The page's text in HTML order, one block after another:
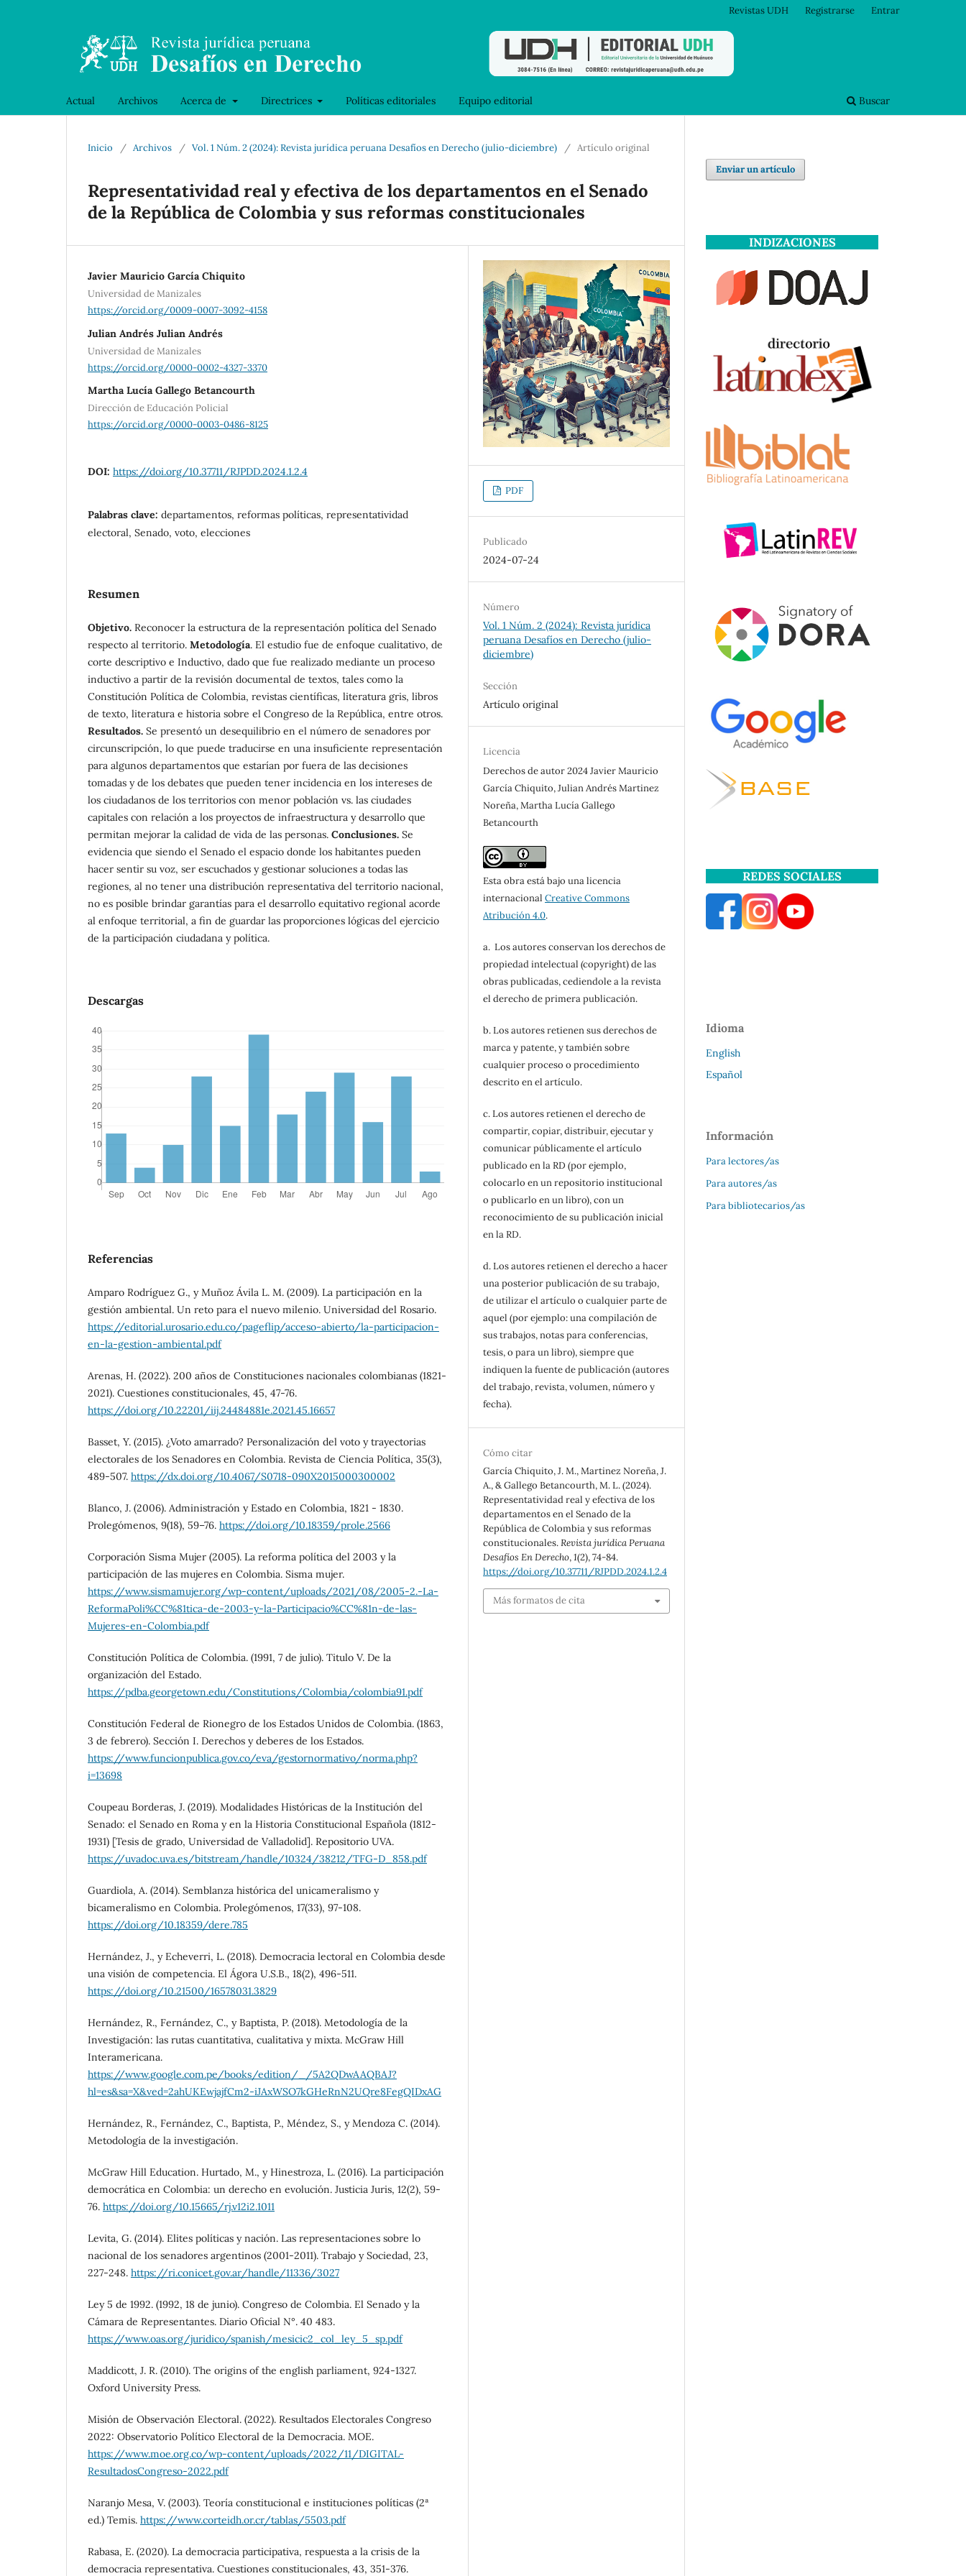
Actual Archivos Acerca de Directrices Políticas editoriales Equipo editorial Buscar
Revistas UDH Registrarse Entrar
Inicio / Archivos / Vol. 1 Núm. 2 (2024): Revista jurídica peruana Desafíos en Derecho (julio-diciembre) / Artículo original
Representatividad real y efectiva de los departamentos en el Senado
de la República de Colombia y sus reformas constitucionales
Javier Mauricio García Chiquito
Universidad de Manizales
https://orcid.org/0009-0007-3092-4158
Julian Andrés Julian Andrés
Universidad de Manizales
https://orcid.org/0000-0002-4327-3370
Martha Lucía Gallego Betancourth
Dirección de Educación Policial
https://orcid.org/0000-0003-0486-8125
DOI: https://doi.org/10.37711/RJPDD.2024.1.2.4
Palabras clave: departamentos, reformas políticas, representatividad
electoral, Senado, voto, elecciones
Resumen
Objetivo. Reconocer la estructura de la representación política del Senado
respecto al territorio. Metodología. El estudio fue de enfoque cualitativo, de
corte descriptivo e Inductivo, dado que fue realizado mediante un proceso
inductivo a partir de la revisión documental de textos, tales como la
Constitución Política de Colombia, revistas científicas, literatura gris, libros
de texto, literatura e historia sobre el Congreso de la República, entre otros.
Resultados. Se presentó un desequilibrio en el número de senadores por
circunscripción, lo que puede traducirse en una insuficiente representación
para algunos departamentos que estarían por fuera de las decisiones
tomadas y de los debates que pueden tener incidencia en los intereses de
los ciudadanos de los territorios con menor población vs. las ciudades
capitales con relación a los proyectos de infraestructura y desarrollo que
permitan mejorar la calidad de vida de las personas. Conclusiones. Se
evidencia que siendo el Senado el espacio donde los habitantes pueden
hacer sentir su voz, ser escuchados y gestionar soluciones a todas las
regiones, al no tener una distribución representativa del territorio nacional,
no es posible brindar garantías para el desarrollo equitativo regional acorde
al enfoque territorial, a fin de guardar las proporciones lógicas del ejercicio
de la participación ciudadana y política.
Descargas
Referencias
Amparo Rodríguez G., y Muñoz Ávila L. M. (2009). La participación en la
gestión ambiental. Un reto para el nuevo milenio. Universidad del Rosario.
https://editorial.urosario.edu.co/pageflip/acceso-abierto/la-participacion-
en-la-gestion-ambiental.pdf
Arenas, H. (2022). 200 años de Constituciones nacionales colombianas (1821-
2021). Cuestiones constitucionales, 45, 47-76.
https://doi.org/10.22201/iij.24484881e.2021.45.16657
Basset, Y. (2015). ¿Voto amarrado? Personalización del voto y trayectorias
electorales de los Senadores en Colombia. Revista de Ciencia Política, 35(3),
489-507. https://dx.doi.org/10.4067/S0718-090X2015000300002
Blanco, J. (2006). Administración y Estado en Colombia, 1821 - 1830.
Prolegómenos, 9(18), 59–76. https://doi.org/10.18359/prole.2566
Corporación Sisma Mujer (2005). La reforma política del 2003 y la
participación de las mujeres en Colombia. Sisma mujer.
https://www.sismamujer.org/wp-content/uploads/2021/08/2005-2.-La-
ReformaPoli%CC%81tica-de-2003-y-la-Participacio%CC%81n-de-las-
Mujeres-en-Colombia.pdf
Constitución Política de Colombia. (1991, 7 de julio). Titulo V. De la
organización del Estado.
https://pdba.georgetown.edu/Constitutions/Colombia/colombia91.pdf
Constitución Federal de Rionegro de los Estados Unidos de Colombia. (1863,
3 de febrero). Sección I. Derechos y deberes de los Estados.
https://www.funcionpublica.gov.co/eva/gestornormativo/norma.php?
i=13698
Coupeau Borderas, J. (2019). Modalidades Históricas de la Institución del
Senado: el Senado en Roma y en la Historia Constitucional Española (1812-
1931) [Tesis de grado, Universidad de Valladolid]. Repositorio UVA.
https://uvadoc.uva.es/bitstream/handle/10324/38212/TFG-D_858.pdf
Guardiola, A. (2014). Semblanza histórica del unicameralismo y
bicameralismo en Colombia. Prolegómenos, 17(33), 97-108.
https://doi.org/10.18359/dere.785
Hernández, J., y Echeverri, L. (2018). Democracia lectoral en Colombia desde
una visión de competencia. El Ágora U.S.B., 18(2), 496-511.
https://doi.org/10.21500/16578031.3829
Hernández, R., Fernández, C., y Baptista, P. (2018). Metodología de la
Investigación: las rutas cuantitativa, cualitativa y mixta. McGraw Hill
Interamericana.
https://www.google.com.pe/books/edition/_/5A2QDwAAQBAJ?
hl=es&sa=X&ved=2ahUKEwjajfCm2-iJAxWSO7kGHeRnN2UQre8FegQIDxAG
Hernández, R., Fernández, C., Baptista, P., Méndez, S., y Mendoza C. (2014).
Metodología de la investigación.
McGraw Hill Education. Hurtado, M., y Hinestroza, L. (2016). La participación
democrática en Colombia: un derecho en evolución. Justicia Juris, 12(2), 59-
76. https://doi.org/10.15665/rj.v12i2.1011
Levita, G. (2014). Elites políticas y nación. Las representaciones sobre lo
nacional de los senadores argentinos (2001-2011). Trabajo y Sociedad, 23,
227-248. https://ri.conicet.gov.ar/handle/11336/3027
Ley 5 de 1992. (1992, 18 de junio). Congreso de Colombia. El Senado y la
Cámara de Representantes. Diario Oficial N°. 40 483.
https://www.oas.org/juridico/spanish/mesicic2_col_ley_5_sp.pdf
Maddicott, J. R. (2010). The origins of the english parliament, 924-1327.
Oxford University Press.
Misión de Observación Electoral. (2022). Resultados Electorales Congreso
2022: Observatorio Político Electoral de la Democracia. MOE.
https://www.moe.org.co/wp-content/uploads/2022/11/DIGITAL-
ResultadosCongreso-2022.pdf
Naranjo Mesa, V. (2003). Teoría constitucional e instituciones políticas (2ª
ed.) Temis. https://www.corteidh.or.cr/tablas/5503.pdf
Rabasa, E. (2020). La democracia participativa, respuesta a la crisis de la
democracia representativa. Cuestiones constitucionales, 43, 351-376.
PDF
Publicado
2024-07-24
Número
Vol. 1 Núm. 2 (2024): Revista jurídica
peruana Desafíos en Derecho (julio-
diciembre)
Sección
Artículo original
Licencia
Derechos de autor 2024 Javier Mauricio
García Chiquito, Julian Andrés Martinez
Noreña, Martha Lucía Gallego
Betancourth
Esta obra está bajo una licencia
internacionalCreative Commons
Atribución 4.0.
a. Los autores conservan los derechos de
propiedad intelectual (copyright) de las
obras publicadas, cediendole a la revista
el derecho de primera publicación.
b. Los autores retienen sus derechos de
marca y patente, y también sobre
cualquier proceso o procedimiento
descrito en el artículo.
c. Los autores retienen el derecho de
compartir, copiar, distribuir, ejecutar y
comunicar públicamente el artículo
publicado en la RD (por ejemplo,
colocarlo en un repositorio institucional
o publicarlo en un libro), con un
reconocimiento de su publicación inicial
en la RD.
d. Los autores retienen el derecho a hacer
una posterior publicación de su trabajo,
de utilizar el artículo o cualquier parte de
aquel (por ejemplo: una compilación de
sus trabajos, notas para conferencias,
tesis, o para un libro), siempre que
indiquen la fuente de publicación (autores
del trabajo, revista, volumen, número y
fecha).
Cómo citar
García Chiquito, J. M., Martinez Noreña, J.
A., & Gallego Betancourth, M. L. (2024).
Representatividad real y efectiva de los
departamentos en el Senado de la
República de Colombia y sus reformas
constitucionales.Revista jurídica Peruana
Desafíos En Derecho,1(2), 74-84.
https://doi.org/10.37711/RJPDD.2024.1.2.4
Más formatos de cita
Enviar un artículo
INDIZACIONES
REDES SOCIALES
Idioma
English
Español
Información
Para lectores/as
Para autores/as
Para bibliotecarios/as